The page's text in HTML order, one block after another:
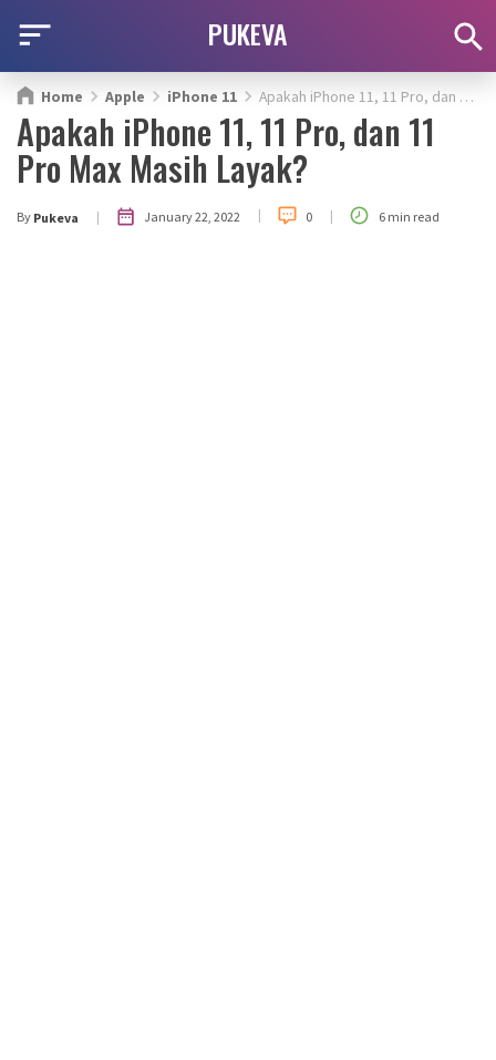
PUKEVA
Home Apple iPhone 11 Apakah iPhone 11, 11 Pro, dan 11 Pro Max Masih Layak?
Apakah iPhone 11, 11 Pro, dan 11
Pro Max Masih Layak?
By Pukeva | January 22, 2022 | 0 | 6 min read